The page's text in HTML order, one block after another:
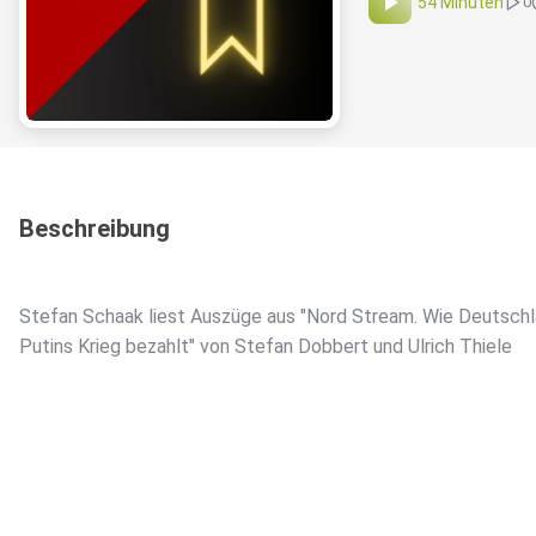
Beschreibung
Stefan Schaak liest Auszüge aus "Nord Stream. Wie
Putins Krieg bezahlt" von Stefan Dobbert und Ulrich Thiele